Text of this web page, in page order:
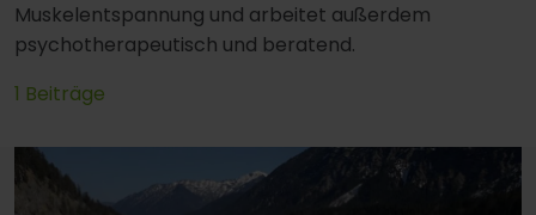
Muskelentspannung und arbeitet außerdem
psychotherapeutisch und beratend.
1 Beiträge